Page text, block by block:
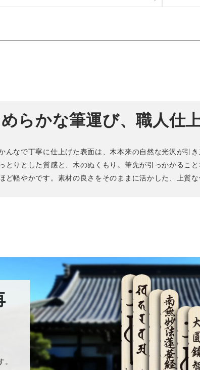
らかな筆運び、職人仕
んなで丁寧に仕上げた表面は、木本来の自然な光沢が引
とりとした質感と、木のぬくもり。筆先が引っかかるこ
ど軽やかです。素材の良さをそのままに活かした、上質
。